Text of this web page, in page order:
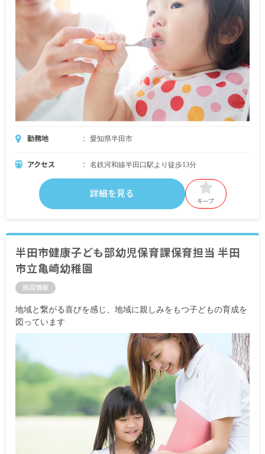
勤務地 愛知県半田市
アクセス 名鉄河和線半田口駅より徒歩13分
詳細を見る
キープ
半田市健康子ども部幼児保育課保育担当 半田
市立亀崎幼稚園
施設情報
地域と繋がる喜びを感じ、地域に親しみをもつ子どもの育成を
図っています